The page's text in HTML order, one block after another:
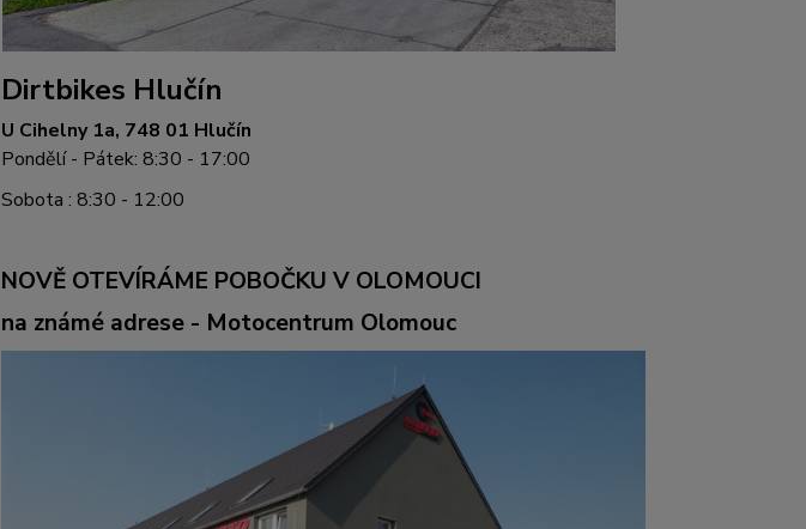
Dirtbikes Hlučín
U Cihelny 1a, 748 01 Hlučín
Pondělí - Pátek: 8:30 - 17:00
Sobota : 8:30 - 12:00
NOVĚ OTEVÍRÁME POBOČKU V OLOMOUCI
na známé adrese - Motocentrum Olomouc